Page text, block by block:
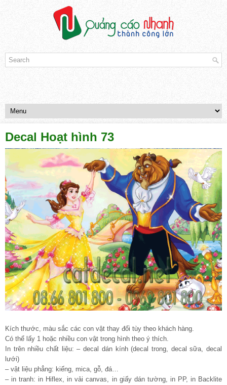
Decal Hoạt hình 73
Kích thước, màu sắc các con vật thay đổi tùy theo khách hàng.
Có thể lấy 1 hoặc nhiều con vật trong hình theo ý thích.
In trên nhiều chất liệu: – decal dán kính (decal trong, decal sữa, decal
lưới)
– vật liệu phẳng: kiếng, mica, gỗ, đá…
– in tranh: in Hiflex, in vải canvas, in giấy dán tường, in PP, in Backlite